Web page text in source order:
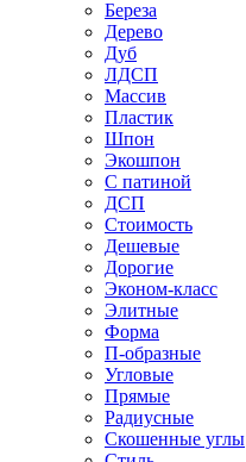
Береза
Дерево
Дуб
ЛДСП
Массив
Пластик
Шпон
Экошпон
С патиной
ДСП
Стоимость
Дешевые
Дорогие
Эконом-класс
Элитные
Форма
П-образные
Угловые
Прямые
Радиусные
Скошенные углы